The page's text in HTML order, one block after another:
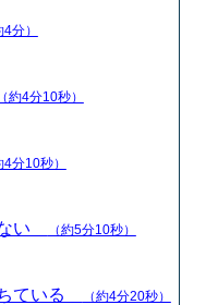
4分）
（約4分10秒）
4分10秒）
い （約5分10秒）
ている （約4分20秒）